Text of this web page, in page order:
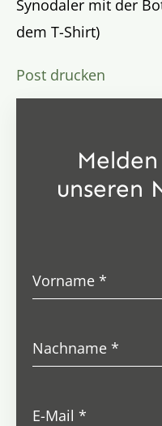
Synodaler mit der
dem T-Shirt)
Post drucken
unseren
Vorname*
Nachname*
E-Mail*